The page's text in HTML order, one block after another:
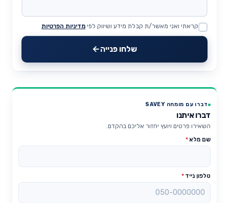
Website
קראתי ואני מאשר/ת קבלת מידע ושיווק לפי מדיניות הפרטיות
שלחו פנייה
דברו עם מומחה SAVEY
דברו איתנו
השאירו פרטים ויועץ יחזור אליכם בהקדם.
שם מלא*
טלפון נייד *